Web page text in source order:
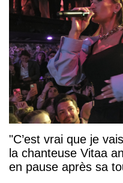
"C’est vrai que je
la chanteuse Vitaa
en pause après sa